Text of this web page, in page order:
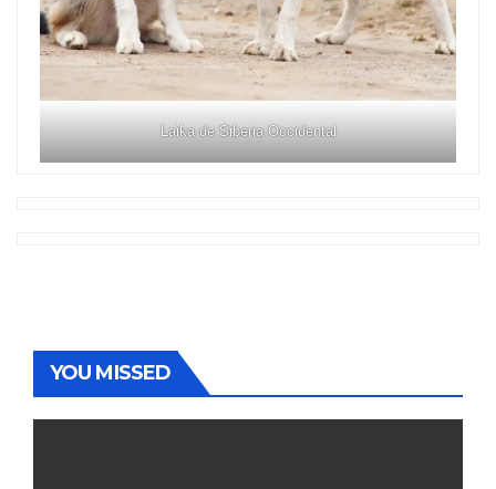
Laika de Siberia Occidental
YOU MISSED